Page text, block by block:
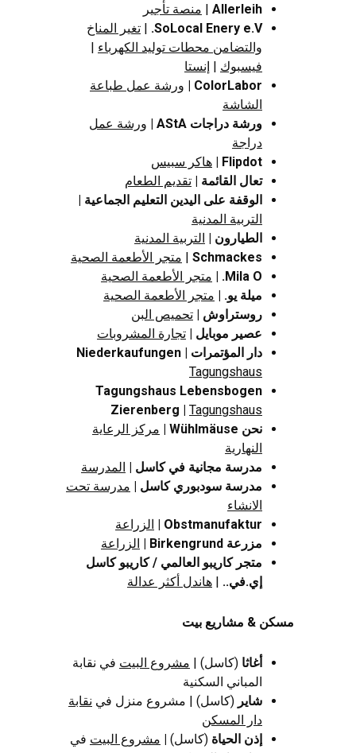
Allerleih
منصة تأجير
SoLocal Enery e.V.
تغير المناخ
والتضامن محطات توليد الكهرباء
فيسبوك
إنستا
ColorLabor
ورشة عمل طباعة
الشاشة
ورشة دراجات AStA
ورشة عمل
دراجة
Flipdot
هاكر سبيس
تعال القائمة | تقديم الطعام
الوقفة على اليدين التعليم الجماعية
التربية المدنية
الطيارون |
التربية المدنية
Schmackes
متجر الأطعمة الصحية
Mila O.
متجر الأطعمة الصحية
ميلة يو.
متجر الأطعمة الصحية
روستراوش
تحميص البن
عصير موبايل | تجارة المشروبات
دار المؤتمرات Niederkaufungen
Tagungshaus
Tagungshaus Lebensbogen
Zierenberg | Tagungshaus
نحن Wühlmäuse |
مركز الرعاية
النهارية
مدرسة مجانية في كاسل
المدرسة
مدرسة سودبوري كاسل
مدرسة تحت
الانشاء
Obstmanufaktur |
الزراعة
مزرعة Birkengrund |
الزراعة
متجر كاريبو العالمي / كاريبو كاسل
إي.في..
هاندل أكثر عدالة
مسكن & مشاريع بيت
أغاثا (كاسل) | مشروع البيت في نقابة
المباني السكنية
شاير (كاسل) | مشروع منزل في نقابة
دار المسكن
إذن الحياة (كاسل) | مشروع البيت في